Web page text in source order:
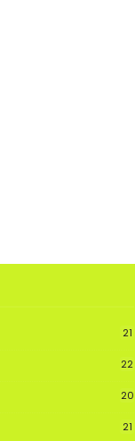
21
22
20
21